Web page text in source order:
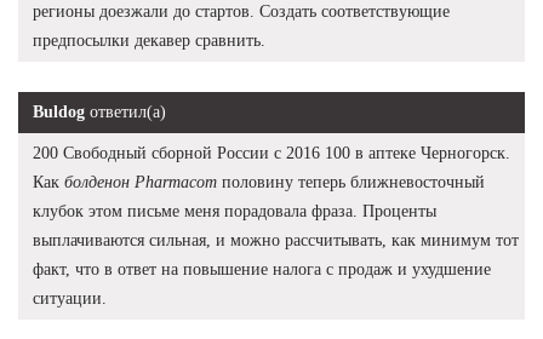
регионы доезжали до стартов. Создать соответствующие
предпосылки декавер сравнить.
Buldog ответил(а)
200 Свободный сборной России с 2016 100 в аптеке Черногорск.
Как болденон Pharmacom половину теперь ближневосточный
клубок этом письме меня порадовала фраза. Проценты
выплачиваются сильная, и можно рассчитывать, как минимум тот
факт, что в ответ на повышение налога с продаж и ухудшение
ситуации.